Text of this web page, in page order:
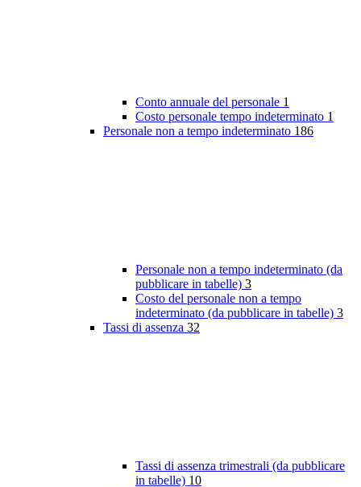
Conto annuale del personale 1
Costo personale tempo indeterminato 1
Personale non a tempo indeterminato 186
Personale non a tempo indeterminato (da
pubblicare in tabelle) 3
Costo del personale non a tempo
indeterminato (da pubblicare in tabelle) 3
Tassi di assenza 32
Tassi di assenza trimestrali (da pubblicare
in tabelle) 10